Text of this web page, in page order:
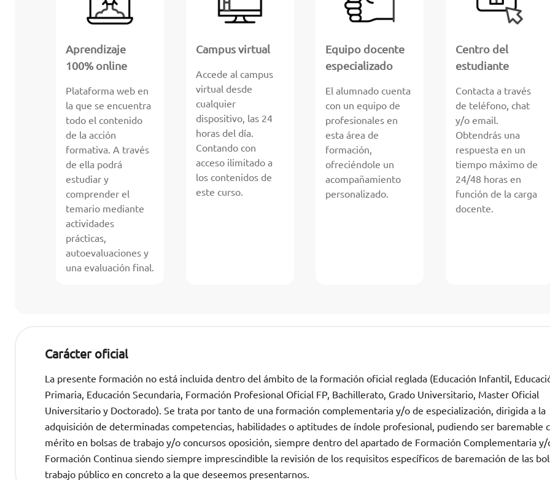
Aprendizaje
100% online
Plataforma web en
la que se encuentra
todo el contenido
de la acción
formativa. A través
de ella podrá
estudiar y
comprender el
temario mediante
actividades
prácticas,
autoevaluaciones y
una evaluación final.
Campus virtual
Accede al campus
virtual desde
cualquier
dispositivo, las 24
horas del día.
Contando con
acceso ilimitado a
los contenidos de
este curso.
Equipo docente
especializado
El alumnado cuenta
con un equipo de
profesionales en
esta área de
formación,
ofreciéndole un
acompañamiento
personalizado.
Centro del
estudiante
Contacta a través
de teléfono, chat
y/o email.
Obtendrás una
respuesta en un
tiempo máximo de
24/48 horas en
función de la carga
docente.
Carácter oficial
La presente formación no está incluida dentro del ámbito de la formación oficial reglada (Educación Infantil,
Primaria, Educación Secundaria, Formación Profesional Oficial FP, Bachillerato, Grado Universitario, Master Oficial
Universitario y Doctorado). Se trata por tanto de una formación complementaria y/o de especialización, dirigida a la
adquisición de determinadas competencias, habilidades o aptitudes de índole profesional, pudiendo ser baremable
mérito en bolsas de trabajo y/o concursos oposición, siempre dentro del apartado de Formación Complementaria y/
Formación Continua siendo siempre imprescindible la revisión de los requisitos específicos de baremación de las
trabajo público en concreto a la que deseemos presentarnos.